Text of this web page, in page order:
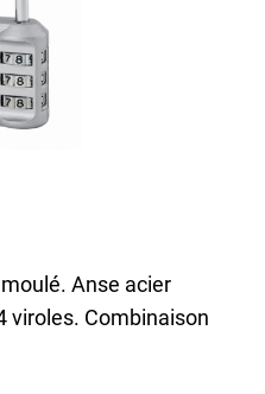
Anse acier
viroles. Combinaison